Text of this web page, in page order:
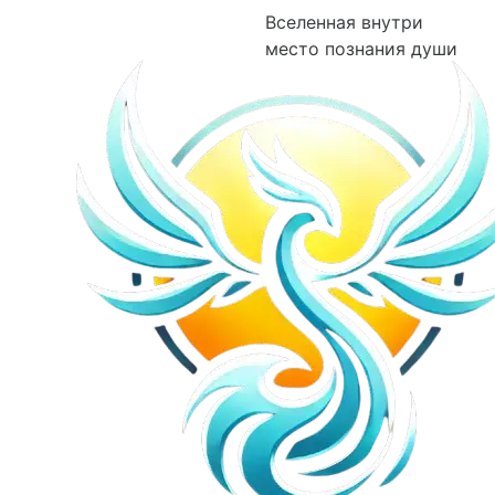
Вселенная внутри
место познания души